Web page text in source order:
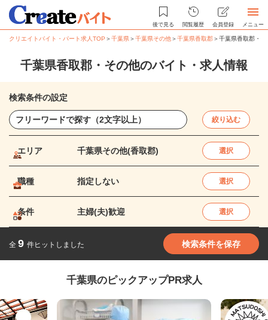
後で見る 閲覧履歴 会員登録 メニュー
クリエイトバイト・パート求人TOP ＞千葉県＞千葉県その他＞千葉県香取郡＞千葉県香取郡・
千葉県香取郡・その他のバイト・求人情報
検索条件の設定
絞り込む
エリア 千葉県その他(香取郡) 選択
職種 指定しない 選択
条件 主婦(夫)歓迎 選択
全 9 件ヒットしました 検索条件を保存
千葉県のピックアップPR求人